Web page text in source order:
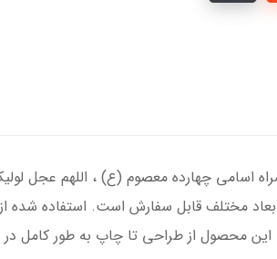
اسامی چهارده معصوم (ع) ، اللهم عجل
مختلف قابل سفارش است. استفاده شده
محصول از طراحی تا چاپ به طور کامل در